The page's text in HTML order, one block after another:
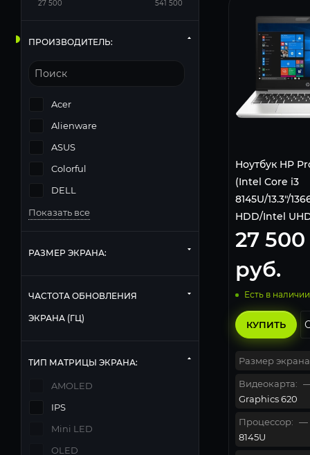
Ноутбук HP
(Intel Core i3
8145U/13.3"/
HDD/Intel
620/Wi-Fi/
Pro) 6EC38ES
27 500
руб.
Есть в наличии
КУПИТЬ
Размер
Видеокарта:
Graphics 620
Процессор: —
8145U
27 500 541 500
ПРОИЗВОДИТЕЛЬ:
Acer
Alienware
ASUS
Colorful
DELL
Показать все
РАЗМЕР ЭКРАНА:
ЧАСТОТА ОБНОВЛЕНИЯ
ЭКРАНА (ГЦ)
ТИП МАТРИЦЫ ЭКРАНА:
AMOLED
IPS
Mini LED
OLED